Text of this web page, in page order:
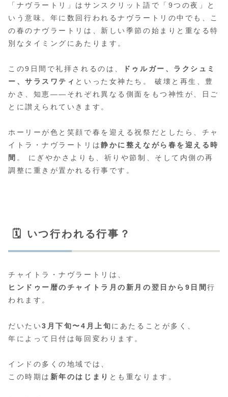
「ナヴラートリ」はサンスクリット語で「9つの夜」と
いう意味。年に数回行われるナヴラートリの中でも、こ
の春のナヴラートリは、新しい季節の始まりと重なる特
別なタイミングにあたります。
この9日間で礼拝されるのは、
ドゥルガー、ラクシュミ
ー、サラスワティ といった女神たち。 破壊と再生、豊
かさ、知恵――それぞれ異なる側面をもつ神性が、日ご
とに讃えられていきます。
ホーリーが色と笑顔で春を迎える祝祭だとしたら、チャ
イトラ・ナヴラートリは静かに整えながら春を迎える時
間 。 にぎやかさよりも、祈りや節制、そして内側の再
調整に重きが置かれる行事です。
🗓️ いつ行われる行事？
チャイトラ・ナヴラートリは、
ヒンドゥー暦のチャイトラ月の新月の翌日から9日間行
われます。
だいたい3月下旬〜4月上旬にあたることが多く、
年によって日付は毎回変わります。
インドの多くの地域では、
この時期は 新年のはじまり とも重なります。